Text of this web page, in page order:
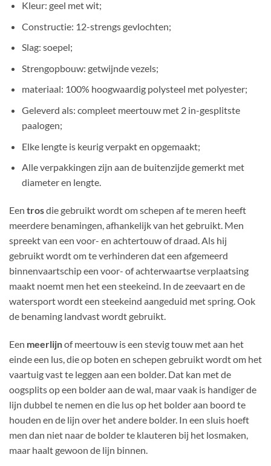
Kleur: geel met wit;
Constructie: 12-strengs gevlochten;
Slag: soepel;
Strengopbouw: getwijnde vezels;
materiaal: 100% hoogwaardig polysteel met polyester;
Geleverd als: compleet meertouw met 2 in-gesplitste
paalogen;
Elke lengte is keurig verpakt en opgemaakt;
Alle verpakkingen zijn aan de buitenzijde gemerkt met
diameter en lengte.
Een trosdie gebruikt wordt om schepen af te meren heeft
meerdere benamingen, afhankelijk van het gebruikt. Men
spreekt van een voor- en achtertouw of draad. Als hij
gebruikt wordt om te verhinderen dat een afgemeerd
binnenvaartschip een voor- of achterwaartse verplaatsing
maakt noemt men het een steekeind. In de zeevaart en de
watersport wordt een steekeind aangeduid met spring. Ook
de benaming landvastwordt gebruikt.
Een meerlijnof meertouw is een stevig touw met aan het
einde een lus, die op boten en schepen gebruikt wordt om het
vaartuig vast te leggen aan een bolder. Dat kan met de
oogsplits op een bolder aan de wal, maar vaak is handiger de
lijn dubbel te nemen en die lus op het bolder aan boord te
houden en de lijn over het andere bolder. In een sluis hoeft
men dan niet naar de bolder te klauteren bij het losmaken,
maar haalt gewoon de lijn binnen.